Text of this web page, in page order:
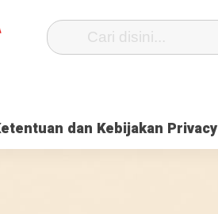
dan Kebijakan Privacy